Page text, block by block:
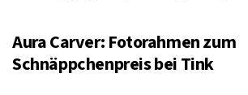
Aura Carver: Fotorahmen zum
Schnäppchenpreis bei Tink